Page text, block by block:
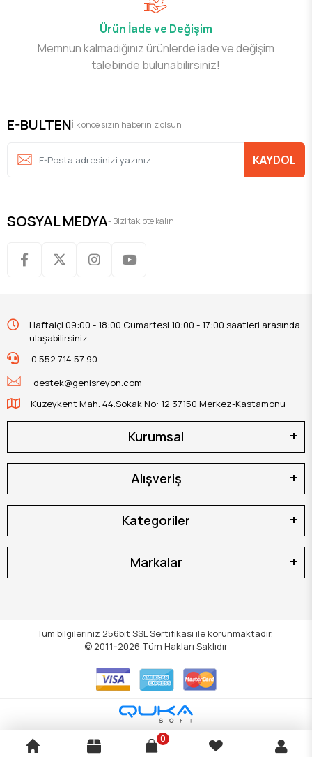
Ürün İade ve Değişim
Memnun kalmadığınız ürünlerde iade ve değişim
talebinde bulunabilirsiniz!
E-BULTENİlk önce sizin haberiniz olsun
KAYDOL
SOSYAL MEDYA- Bizi takipte kalın
Haftaiçi 09:00 - 18:00 Cumartesi 10:00 - 17:00 saatleri arasında
ulaşabilirsiniz.
0 552 714 57 90
destek@genisreyon.com
Kuzeykent Mah. 44.Sokak No: 12 37150 Merkez-Kastamonu
Kurumsal
Alışveriş
Kategoriler
Markalar
Tüm bilgileriniz 256bit SSL Sertifikası ile korunmaktadır.
© 2011-2026 Tüm Hakları Saklıdır
0